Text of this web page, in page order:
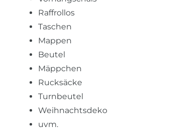
Raffrollos
Taschen
Mappen
Beutel
Mäppchen
Rucksäcke
Turnbeutel
Weihnachtsdeko
uvm.